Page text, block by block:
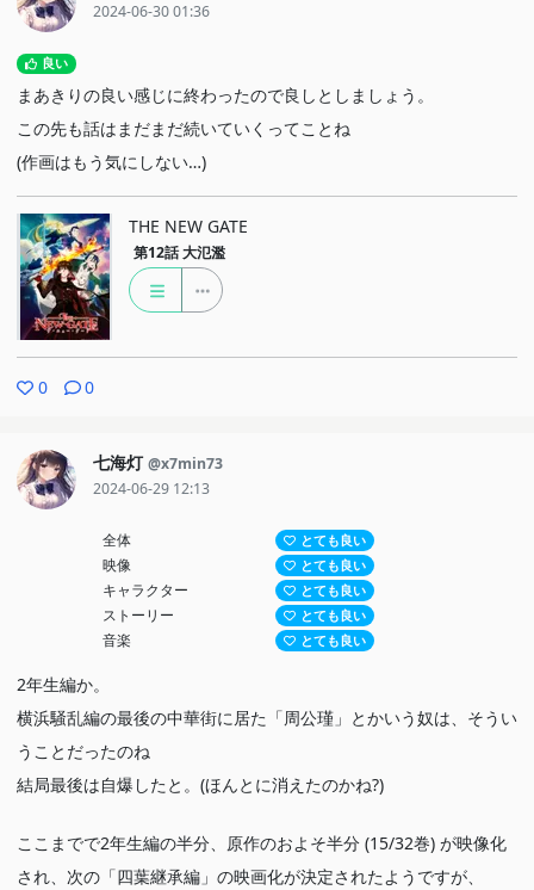
2024-06-30 01:36
良い
まあきりの良い感じに終わったので良しとしましょう。
この先も話はまだまだ続いていくってことね
(作画はもう気にしない…)
THE NEW GATE
第12話 大氾濫
0 0
七海灯 @x7min73
2024-06-29 12:13
全体 とても良い
映像 とても良い
キャラクター とても良い
ストーリー とても良い
音楽 とても良い
2年生編か。
横浜騒乱編の最後の中華街に居た「周公瑾」とかいう奴は、そうい
うことだったのね
結局最後は自爆したと。(ほんとに消えたのかね?)
ここまでで2年生編の半分、原作のおよそ半分 (15/32巻) が映像化
され、次の「四葉継承編」の映画化が決定されたようですが、